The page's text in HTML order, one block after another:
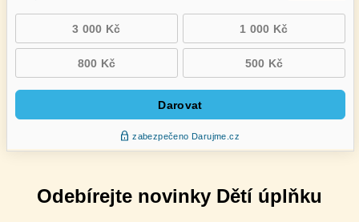
Odebírejte novinky Dětí úplňku